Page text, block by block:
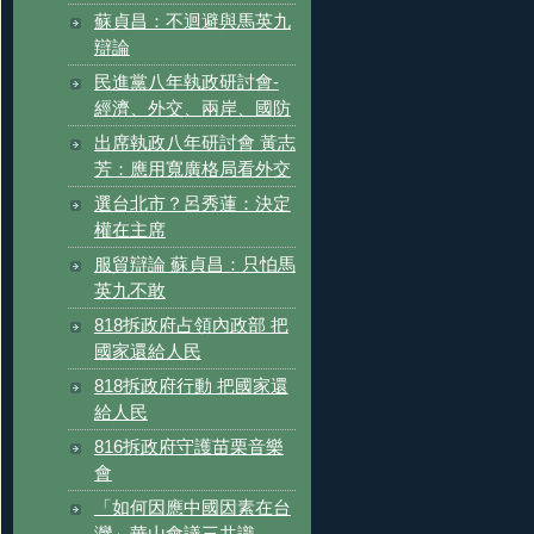
蘇貞昌：不迴避與馬英九
辯論
民進黨八年執政研討會-
經濟、外交、兩岸、國防
出席執政八年研討會 黃志
芳：應用寬廣格局看外交
選台北市？呂秀蓮：決定
權在主席
服貿辯論 蘇貞昌：只怕馬
英九不敢
818拆政府占領內政部 把
國家還給人民
818拆政府行動 把國家還
給人民
816拆政府守護苗栗音樂
會
「如何因應中國因素在台